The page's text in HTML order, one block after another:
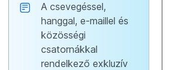
A csevegéssel,
hanggal, e-maillel és
közösségi
csatornákkal
rendelkező exkluzív